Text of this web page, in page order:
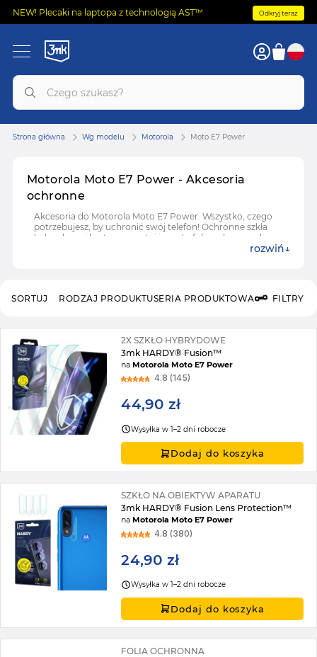
NEW! Plecaki na laptopa z technologią AST™ Odkryj teraz
Motorola Moto E7 Power - Akcesoria
ochronne
Akcesoria do Motorola Moto E7 Power. Wszystko, czego
potrzebujesz, by uchronić swój telefon! Ochronne szkła
hybrydowe i hartowane, etui i case'y, folie ochronne do
rozwiń
Strona główna Wg modelu Motorola Moto E7 Power
RODZAJ PRODUKTUSERIA PRODUKTOWA FILTRY
SORTUJ
2X SZKŁO HYBRYDOWE
3mk HARDY® Fusion™
naMotorola Moto E7 Power
4.8 (145)
44,90 zł
Wysyłka w 1–2 dni robocze
Dodaj do koszyka
SZKŁO NA OBIEKTYW APARATU
3mk HARDY® Fusion Lens Protection™
naMotorola Moto E7 Power
4.8 (380)
24,90 zł
Wysyłka w 1–2 dni robocze
Dodaj do koszyka
FOLIA OCHRONNA